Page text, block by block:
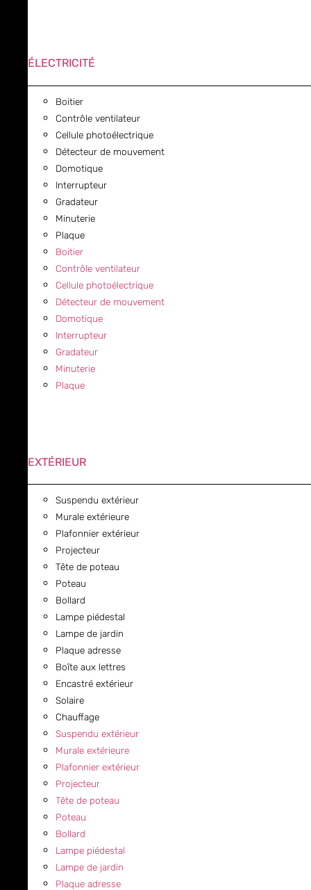
ÉLECTRICITÉ
Boitier
Contrôle ventilateur
Cellule photoélectrique
Détecteur de mouvement
Domotique
Interrupteur
Gradateur
Minuterie
Plaque
Boitier
Contrôle ventilateur
Cellule photoélectrique
Détecteur de mouvement
Domotique
Interrupteur
Gradateur
Minuterie
Plaque
EXTÉRIEUR
Suspendu extérieur
Murale extérieure
Plafonnier extérieur
Projecteur
Tête de poteau
Poteau
Bollard
Lampe piédestal
Lampe de jardin
Plaque adresse
Boîte aux lettres
Encastré extérieur
Solaire
Chauffage
Suspendu extérieur
Murale extérieure
Plafonnier extérieur
Projecteur
Tête de poteau
Poteau
Bollard
Lampe piédestal
Lampe de jardin
Plaque adresse